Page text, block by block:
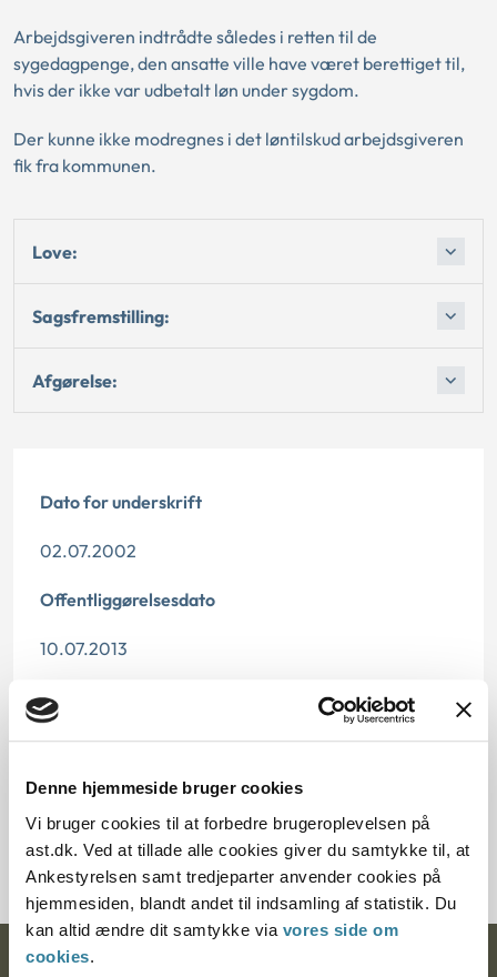
Denne hjemmeside bruger cookies
Vi bruger cookies til at forbedre brugeroplevelsen på
ast.dk. Ved at tillade alle cookies giver du samtykke til, at
Ankestyrelsen samt tredjeparter anvender cookies på
hjemmesiden, blandt andet til indsamling af statistik. Du
kan altid ændre dit samtykke via vores side om
cookies.
Arbejdsgiveren indtrådte således i retten til de
sygedagpenge, den ansatte ville have været berettiget til,
hvis der ikke var udbetalt løn under sygdom.
Der kunne ikke modregnes i det løntilskud arbejdsgiveren
fik fra kommunen.
Love:
Sagsfremstilling:
Afgørelse:
Dato for underskrift
02.07.2002
Offentliggørelsesdato
10.07.2013
Paragraf
§ 27 § 63 § 60 § 26 § 37 § 61 § 72 § 62
Journalnummer
200174-02